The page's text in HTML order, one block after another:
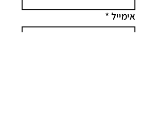
אימייל*